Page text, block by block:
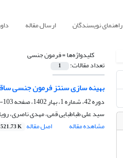
راهنمای نویسندگان ارسال مقاله
کلیدواژه‌ها =فرمون جنسی
تعداد مقالات: 1
بهینه سازی سنتز فرمون جنسی
دوره 42، شماره 1، بهار 1402، صفحه
103-109
سید علی طباطبایی قمی، مهدی ناصری،
مشاهده مقاله
اصل مقاله 521.73 K